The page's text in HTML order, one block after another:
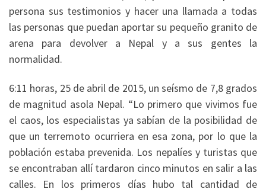
persona sus testimonios y hacer una llamada a todas
las personas que puedan aportar su pequeño granito de
arena para devolver a Nepal y a sus gentes la
normalidad.
6:11 horas, 25 de abril de 2015, un seísmo de 7,8 grados
de magnitud asola Nepal. “Lo primero que vivimos fue
el caos, los especialistas ya sabían de la posibilidad de
que un terremoto ocurriera en esa zona, por lo que la
población estaba prevenida. Los nepalíes y turistas que
se encontraban allí tardaron cinco minutos en salir a las
calles. En los primeros días hubo tal cantidad de